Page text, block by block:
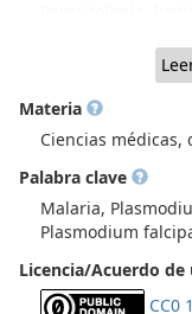
for
Dr. Werner Apt);
(CBPar), NiBG-
Chile
48/2023 UChile IP
por varias
Sede Norte, Dr.
procedente de
que incluye
el material
Justus
Materia
Ciencias médicas,
Palabra clave
Malaria,
Plasmodium
Licencia/Acuerdo
CC0